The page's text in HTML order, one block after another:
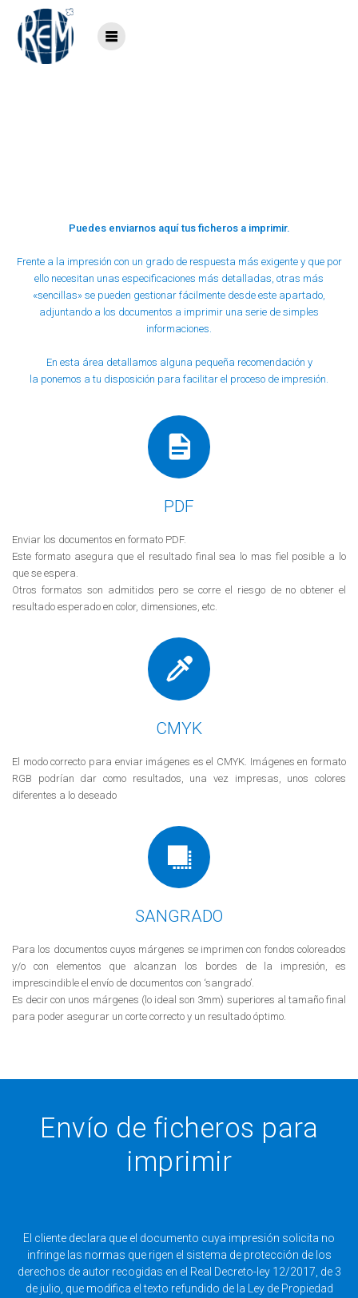
Puedes enviarnos aquí tus ficheros a imprimir.
Frente a la impresión con un grado de respuesta más exigente y que por
ello necesitan unas especificaciones más detalladas, otras más
«sencillas» se pueden gestionar fácilmente desde este apartado,
adjuntando a los documentos a imprimir una serie de simples
informaciones.
En esta área detallamos alguna pequeña recomendación y
la ponemos a tu disposición para facilitar el proceso de impresión.
PDF
Enviar los documentos en formato PDF.
Este formato asegura que el resultado final sea lo mas fiel posible a lo
que se espera.
Otros formatos son admitidos pero se corre el riesgo de no obtener el
resultado esperado en color, dimensiones, etc.
CMYK
El modo correcto para enviar imágenes es el CMYK. Imágenes en formato
RGB podrían dar como resultados, una vez impresas, unos colores
diferentes a lo deseado
SANGRADO
Para los documentos cuyos márgenes se imprimen con fondos coloreados
y/o con elementos que alcanzan los bordes de la impresión, es
imprescindible el envío de documentos con ‘sangrado’.
Es decir con unos márgenes (lo ideal son 3mm) superiores al tamaño final
para poder asegurar un corte correcto y un resultado óptimo.
Envío de ficheros para
imprimir
El cliente declara que el documento cuya impresión solicita no
infringe las normas que rigen el sistema de protección de los
derechos de autor recogidas en el Real Decreto-ley 12/2017, de 3
de julio, que modifica el texto refundido de la Ley de Propiedad